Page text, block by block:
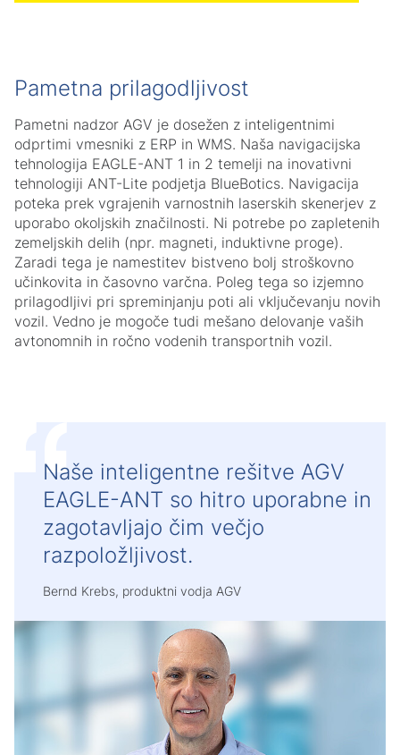
Pametna prilagodljivost
Pametni nadzor AGV je dosežen z inteligentnimi
odprtimi vmesniki z ERP in WMS. Naša navigacijska
tehnologija EAGLE-ANT 1 in 2 temelji na inovativni
tehnologiji ANT-Lite podjetja BlueBotics. Navigacija
poteka prek vgrajenih varnostnih laserskih skenerjev z
uporabo okoljskih značilnosti. Ni potrebe po zapletenih
zemeljskih delih (npr. magneti, induktivne proge).
Zaradi tega je namestitev bistveno bolj stroškovno
učinkovita in časovno varčna. Poleg tega so izjemno
prilagodljivi pri spreminjanju poti ali vključevanju novih
vozil. Vedno je mogoče tudi mešano delovanje vaših
avtonomnih in ročno vodenih transportnih vozil.
Naše inteligentne rešitve AGV
EAGLE-ANT so hitro uporabne in
zagotavljajo čim večjo
razpoložljivost.
Bernd Krebs, produktni vodja AGV